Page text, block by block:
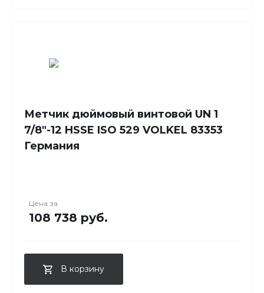
Метчик дюймовый винтовой UN 1
7/8"-12 HSSE ISO 529 VOLKEL 83353
Германия
Цена за
108 738 руб.
В корзину